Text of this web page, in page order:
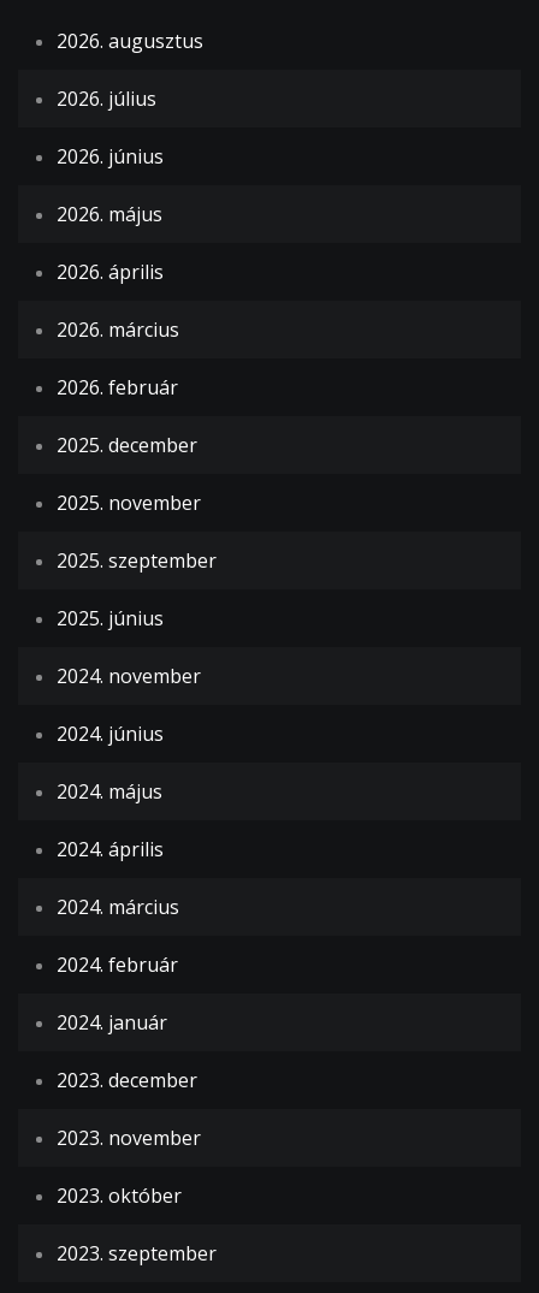
2026. augusztus
2026. július
2026. június
2026. május
2026. április
2026. március
2026. február
2025. december
2025. november
2025. szeptember
2025. június
2024. november
2024. június
2024. május
2024. április
2024. március
2024. február
2024. január
2023. december
2023. november
2023. október
2023. szeptember